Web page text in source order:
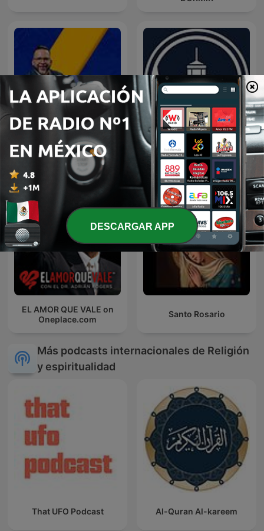
LA DOSIS DIARIA ROKA Predicaciones Cristianas
EL AMOR QUE VALE on
Oneplace.com
Santo Rosario
Más podcasts internacionales de Religión
y espiritualidad
That UFO Podcast Al-Quran Al-kareem
DESCARGAR APP